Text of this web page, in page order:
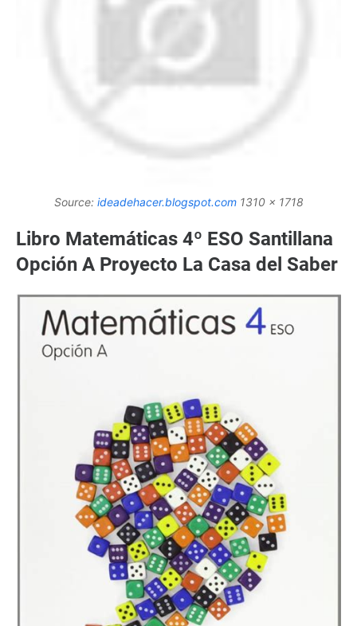
Source: ideadehacer.blogspot.com1310 x 1718
Libro Matemáticas 4º ESO Santillana
Opción A Proyecto La Casa del Saber